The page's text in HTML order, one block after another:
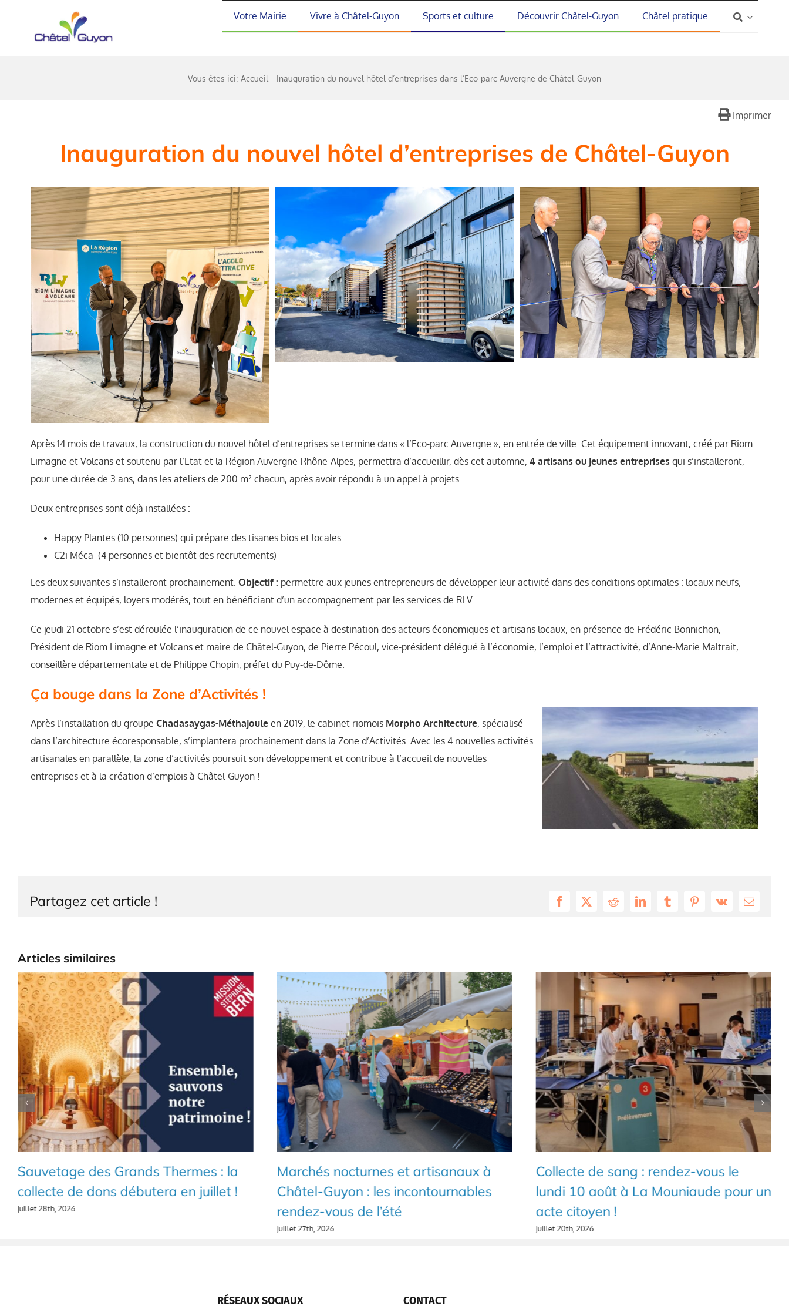
Votre Mairie Vivre à Châtel-Guyon Sports et culture Découvrir Châtel-Guyon Châtel pratique
Vous êtes ici: Accueil Inauguration du nouvel hôtel d’entreprises dans l’Eco-parc Auvergne de Châtel-Guyon
Imprimer
Inauguration du nouvel hôtel d’entreprises de Châtel-Guyon
Après 14 mois de travaux, la construction du nouvel hôtel d’entreprises se termine dans « l’Eco-parc Auvergne », en entrée de ville. Cet équipement innovant, créé par Riom
Limagne et Volcans et soutenu par l’Etat et la Région Auvergne-Rhône-Alpes, permettra d’accueillir, dès cet automne, 4 artisans ou jeunes entreprises qui s’installeront,
pour une durée de 3 ans, dans les ateliers de 200 m² chacun, après avoir répondu à un appel à projets.
Deux entreprises sont déjà installées :
Happy Plantes (10 personnes) qui prépare des tisanes bios et locales
C2i Méca (4 personnes et bientôt des recrutements)
Les deux suivantes s’installeront prochainement. Objectif : permettre aux jeunes entrepreneurs de développer leur activité dans des conditions optimales : locaux neufs,
modernes et équipés, loyers modérés, tout en bénéficiant d’un accompagnement par les services de RLV.
Ce jeudi 21 octobre s’est déroulée l’inauguration de ce nouvel espace à destination des acteurs économiques et artisans locaux, en présence de Frédéric Bonnichon,
Président de Riom Limagne et Volcans et maire de Châtel-Guyon, de Pierre Pécoul, vice-président délégué à l’économie, l’emploi et l’attractivité, d’Anne-Marie Maltrait,
conseillère départementale et de Philippe Chopin, préfet du Puy-de-Dôme.
Ça bouge dans la Zone d’Activités !
Après l’installation du groupe Chadasaygas-Méthajoule en 2019, le cabinet riomois Morpho Architecture, spécialisé
dans l’architecture écoresponsable, s’implantera prochainement dans la Zone d’Activités. Avec les 4 nouvelles activités
artisanales en parallèle, la zone d’activités poursuit son développement et contribue à l’accueil de nouvelles
entreprises et à la création d’emplois à Châtel-Guyon !
Partagez cet article ! Facebook
X RedditLinkedInTumblrPinterest
Vk Email
Articles similaires
Sauvetage des Grands Thermes : la
collecte de dons débutera en juillet !
juillet 28th, 2026
Marchés nocturnes et artisanaux à
Châtel-Guyon : les incontournables
rendez-vous de l’été
juillet 27th, 2026
Collecte de sang : rendez-vous le
lundi 10 août à La Mouniaude pour un
acte citoyen !
juillet 20th, 2026
RÉSEAUX SOCIAUX CONTACT